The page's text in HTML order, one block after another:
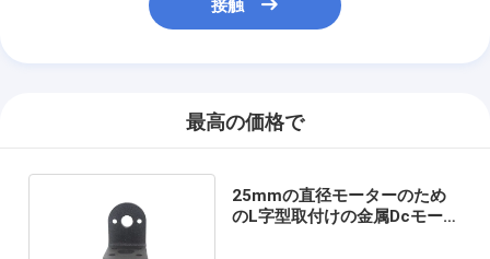
接触
最高の価格で
25mmの直径モーターのため
のL字型取付けの金属Dcモータ